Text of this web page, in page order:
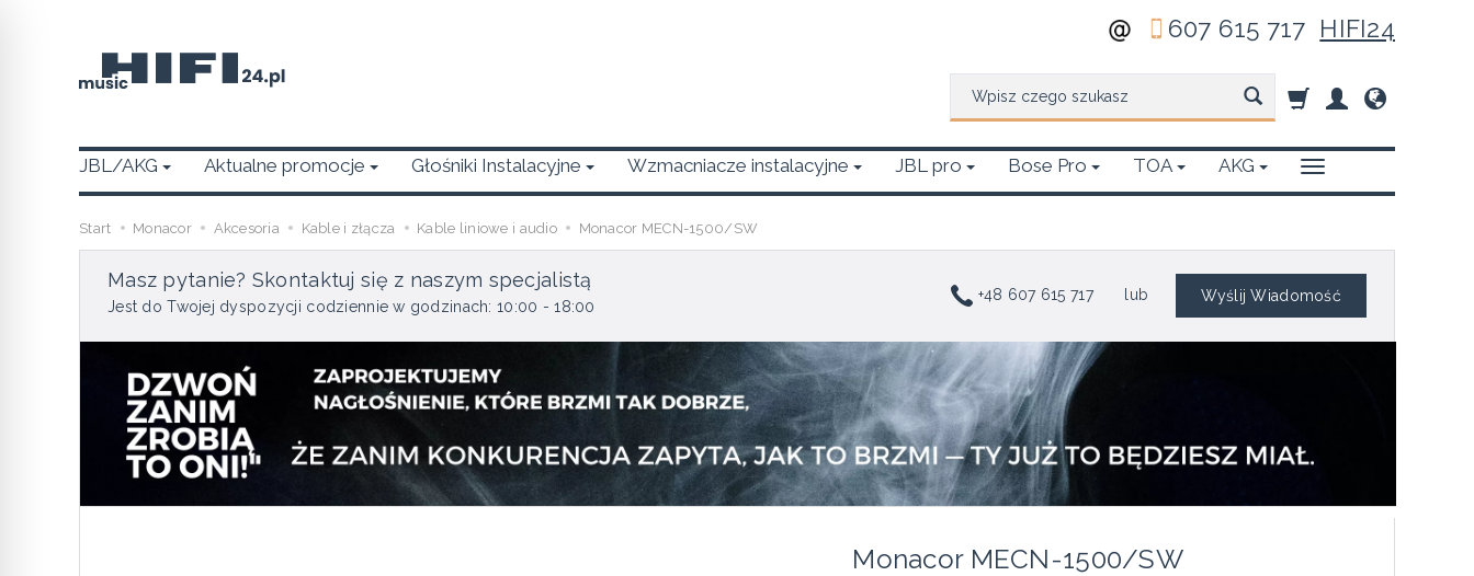
607 615 717 HIFI24
JBL/AKG Aktualne promocje Głośniki Instalacyjne Wzmacniacze instalacyjne JBL pro Bose Pro TOA AKG
Start Monacor Akcesoria Kable i złącza Kable liniowe i audio Monacor MECN-1500/SW
Masz pytanie? Skontaktuj się z naszym specjalistą
Jest do Twojej dyspozycji codziennie w godzinach: 10:00 - 18:00
+48 607 615 717 lub Wyślij Wiadomość
Monacor MECN-1500/SW